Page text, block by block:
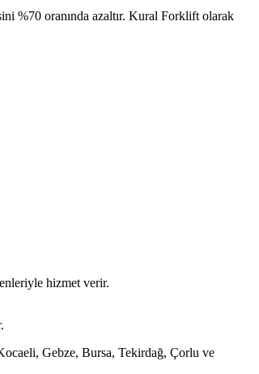
%70 oranında azaltır. Kural Forklift olarak
hizmet verir.
Gebze, Bursa, Tekirdağ, Çorlu ve